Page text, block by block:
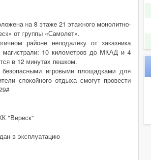
на 8 этаже 21 этажного монолитно-
от группы «Самолет».
районе неподалеку от заказника
10 километров до МКАД и 4
в 12 минутах пешком.
игровыми площадками для
спокойного отдыха смогут провести
"Вереск"
в эксплуатацию